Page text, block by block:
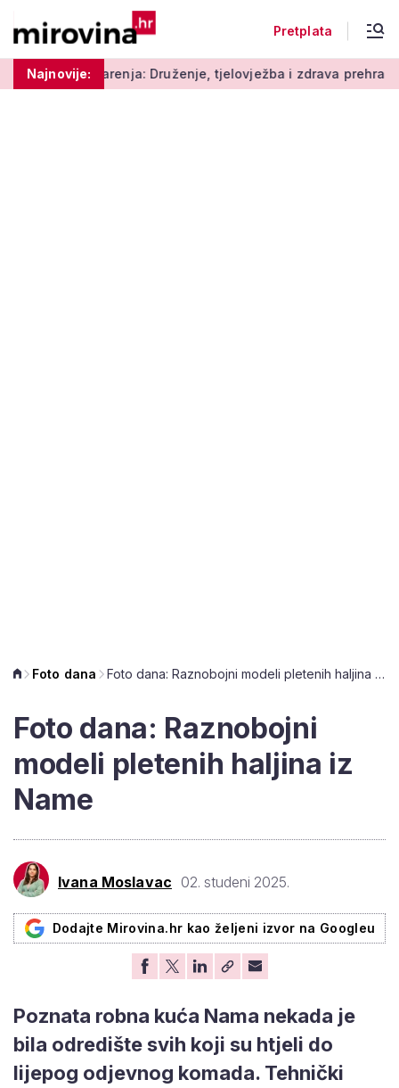
Pretplata
Najnovije:
Druženje, tjelovježba i zdrava prehrana za
Foto dana Foto dana: Raznobojni modeli pletenih haljina iz Name
Foto dana: Raznobojni
modeli pletenih haljina iz
Name
Ivana Moslavac 02. studeni 2025.
Dodajte Mirovina.hr kao željeni izvor na Googleu
Poznata robna kuća Nama nekada je
bila odredište svih koji su htjeli do
lijepog odjevnog komada. Tehnički